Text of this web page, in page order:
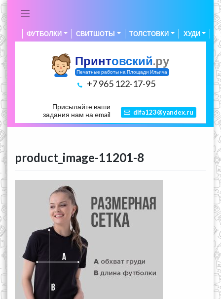
ФУТБОЛКИ СВИТШОТЫ ТОЛСТОВКИ ХУДИ
Принтовский.ру
Печатные работы на Площади Ильича
+7 965 122-17-95
Присылайте ваши
задания нам на email
difa123@yandex.ru
product_image-11201-8